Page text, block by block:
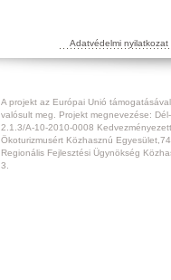
Adatvédelmi nyilatkozat
A projekt az Európai Unió
valósult meg. Projekt megnevezése:
2.1.3/A-10-2010-0008
Ökoturizmusért Közhasznú
Regionális Fejlesztési Ügynökség
3.